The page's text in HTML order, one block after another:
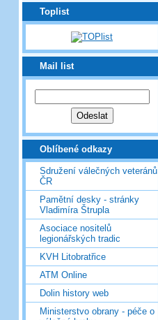
Toplist
Mail list
Oblíbené odkazy
Sdružení válečných veteránů
ČR
Pamětní desky - stránky
Vladimíra Štrupla
Asociace nositelů
legionářských tradic
KVH Litobratřice
ATM Online
Dolin history web
Ministerstvo obrany - péče o